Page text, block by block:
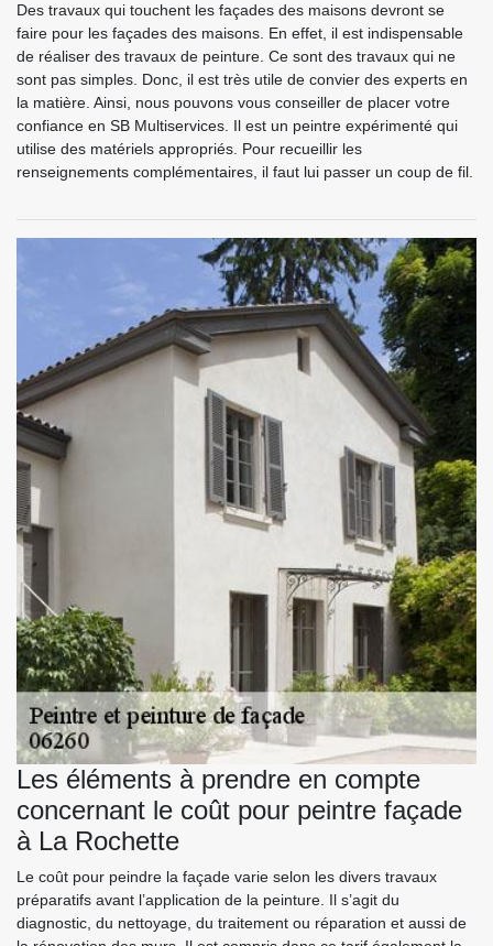
Des travaux qui touchent les façades des maisons devront se
faire pour les façades des maisons. En effet, il est indispensable
de réaliser des travaux de peinture. Ce sont des travaux qui ne
sont pas simples. Donc, il est très utile de convier des experts en
la matière. Ainsi, nous pouvons vous conseiller de placer votre
confiance en SB Multiservices. Il est un peintre expérimenté qui
utilise des matériels appropriés. Pour recueillir les
renseignements complémentaires, il faut lui passer un coup de fil.
Les éléments à prendre en compte
concernant le coût pour peintre façade
à La Rochette
Le coût pour peindre la façade varie selon les divers travaux
préparatifs avant l’application de la peinture. Il s’agit du
diagnostic, du nettoyage, du traitement ou réparation et aussi de